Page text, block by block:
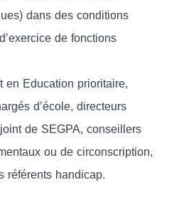
dans des conditions
de fonctions
en Education prioritaire,
d’école, directeurs
de SEGPA, conseillers
ou de circonscription,
référents handicap.